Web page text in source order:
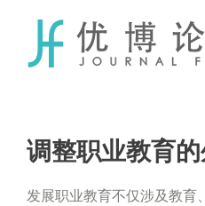
content
调整职业教育
发展职业教育不仅涉及教育